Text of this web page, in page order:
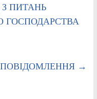
ПИТАНЬ
→